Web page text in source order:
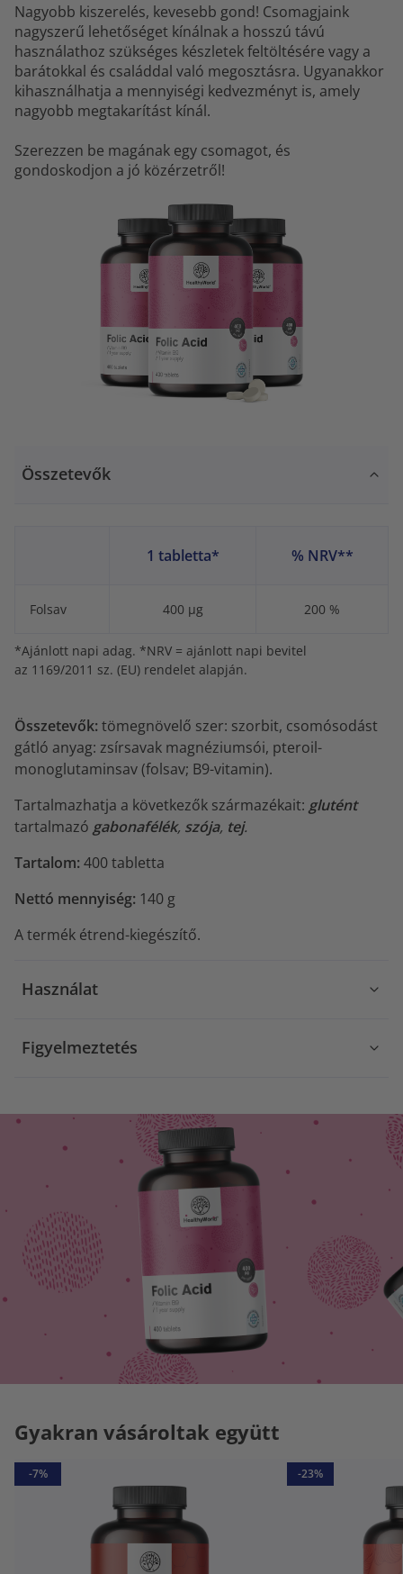
Nagyobb kiszerelés, kevesebb gond! Csomagjaink
nagyszerű lehetőséget kínálnak a hosszú távú
használathoz szükséges készletek feltöltésére vagy a
barátokkal és családdal való megosztásra. Ugyanakkor
kihasználhatja a mennyiségi kedvezményt is, amely
nagyobb megtakarítást kínál.
Szerezzen be magának egy csomagot, és
gondoskodjon a jó közérzetről!
Összetevők
1 tabletta* % NRV**
Folsav 400 µg 200 %
*Ajánlott napi adag. *NRV = ajánlott napi bevitel
az 1169/2011 sz. (EU) rendelet alapján.
Összetevők: tömegnövelő szer: szorbit, csomósodást
gátló anyag: zsírsavak magnéziumsói, pteroil-
monoglutaminsav (folsav; B9-vitamin).
Tartalmazhatja a következők származékait: glutént
tartalmazó gabonafélék, szója, tej.
Tartalom: 400 tabletta
Nettó mennyiség: 140 g
A termék étrend-kiegészítő.
Használat
Figyelmeztetés
Gyakran vásároltak együtt
-7% -23%